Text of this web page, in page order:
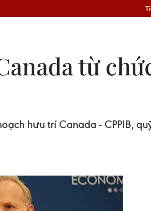
từ
hưu trí Canada - CPPIB,